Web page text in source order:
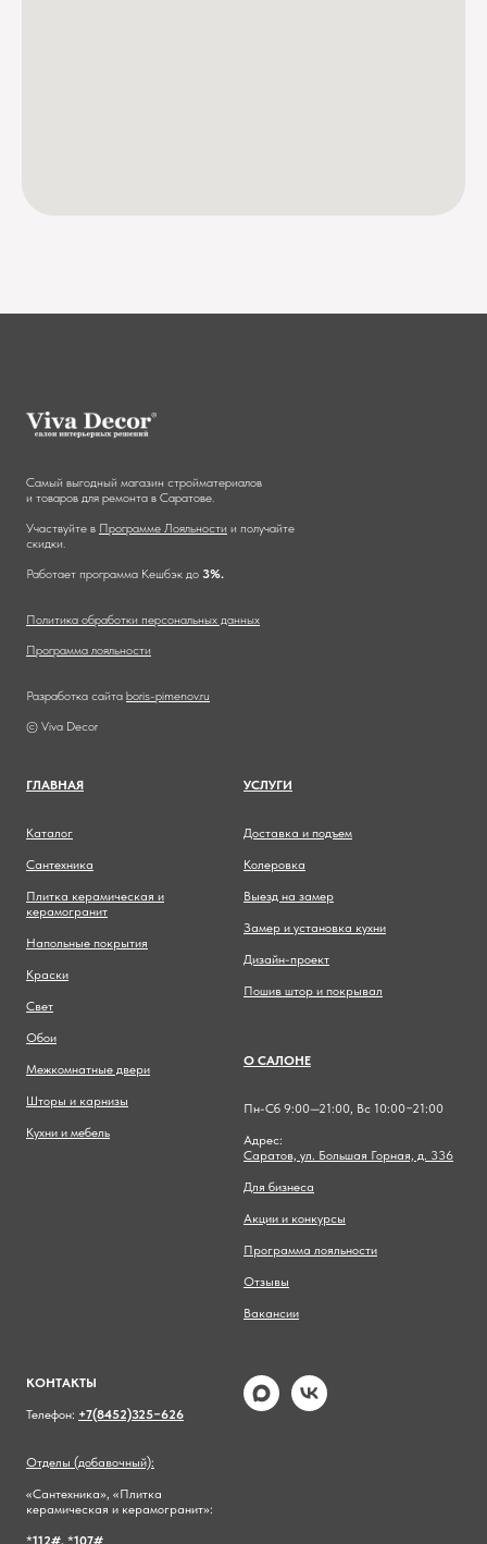
Самый выгодный магазин стройматериалов
и товаров для ремонта в Саратове.
Участвуйте в Программе Лояльности и получайте
скидки.
Работает программа Кешбэк до 3%.
Политика обработки персональных данных
Программа лояльности
Разработка сайта boris-pimenov.ru
© Viva Decor
ГЛАВНАЯ
Каталог
Сантехника
Плитка керамическая и
керамогранит
Напольные покрытия
Краски
Свет
Обои
Межкомнатные двери
Шторы и карнизы
Кухни и мебель
УСЛУГИ
Доставка и подъем
Колеровка
Выезд на замер
Замер и установка кухни
Дизайн-проект
Пошив штор и покрывал
О САЛОНЕ
Пн-Сб 9:00—21:00, Вс 10:00−21:00
Адрес:
Саратов, ул. Большая Горная, д. 336
Для бизнеса
Акции и конкурсы
Программа лояльности
Отзывы
Вакансии
КОНТАКТЫ
Телефон: +7(8452)325−626
Отделы (добавочный):
«Сантехника», «Плитка
керамическая и керамогранит»:
*112#, *107#